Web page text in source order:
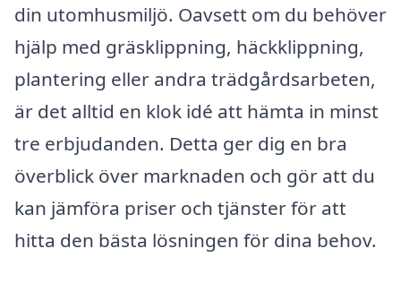
din utomhusmiljö. Oavsett om du behöver
hjälp med gräsklippning, häckklippning,
plantering eller andra trädgårdsarbeten,
är det alltid en klok idé att hämta in minst
tre erbjudanden. Detta ger dig en bra
överblick över marknaden och gör att du
kan jämföra priser och tjänster för att
hitta den bästa lösningen för dina behov.